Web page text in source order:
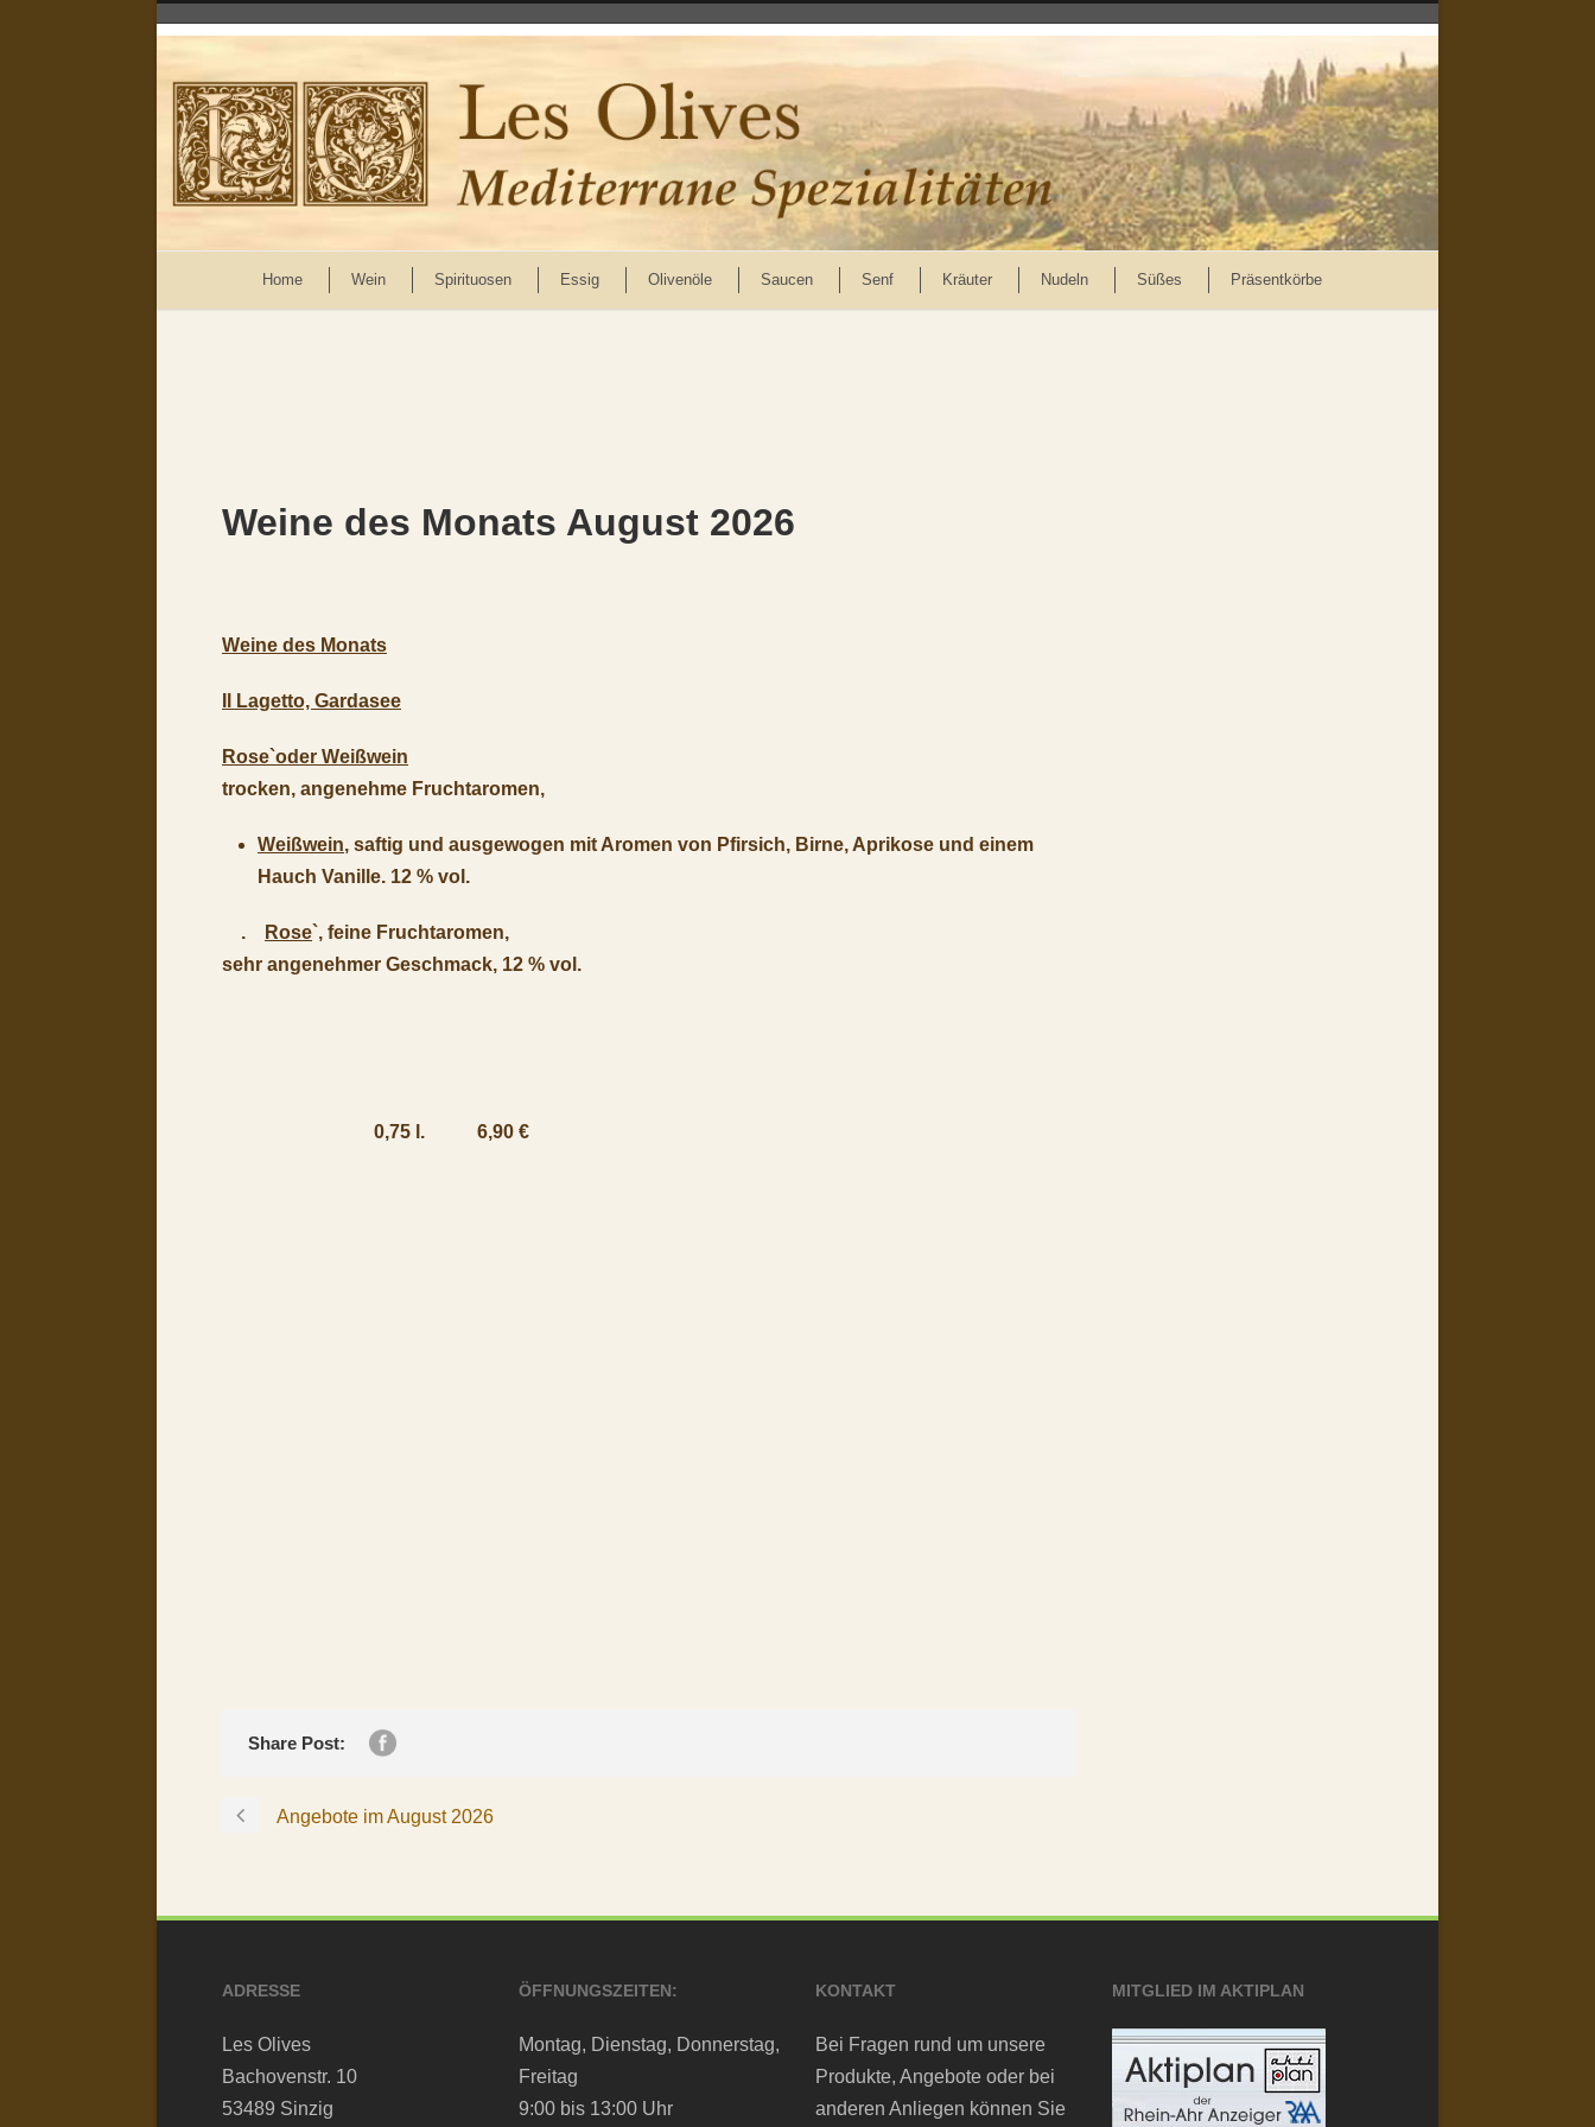
Home Wein Spirituosen Essig Olivenöle Saucen Senf Kräuter Nudeln Süßes Präsentkörbe
Weine des Monats August 2026
Weine des Monats
Il Lagetto, Gardasee
Rose`oder Weißwein
trocken, angenehme Fruchtaromen,
Weißwein, saftig und ausgewogen mit Aromen von Pfirsich, Birne, Aprikose und einem
Hauch Vanille. 12 % vol.
. Rose`, feine Fruchtaromen,
sehr angenehmer Geschmack, 12 % vol.
0,75 l. 6,90 €
Share Post:
Angebote im August 2026
ADRESSE
Les Olives
Bachovenstr. 10
53489 Sinzig
ÖFFNUNGSZEITEN:
Montag, Dienstag, Donnerstag,
Freitag
9:00 bis 13:00 Uhr
KONTAKT
Bei Fragen rund um unsere
Produkte, Angebote oder bei
anderen Anliegen können Sie
MITGLIED IM AKTIPLAN